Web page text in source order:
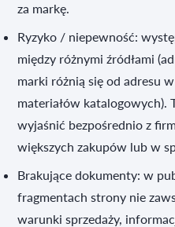
za markę.
Ryzyko / niepewność:
między różnymi źródłami
marki różnią się od adresu
materiałów katalogowych).
wyjaśnić bezpośrednio z
większych zakupów lub w
Brakujące dokumenty: w
fragmentach strony nie
warunki sprzedaży,